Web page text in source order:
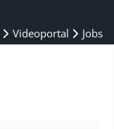
Videoportal Jobs